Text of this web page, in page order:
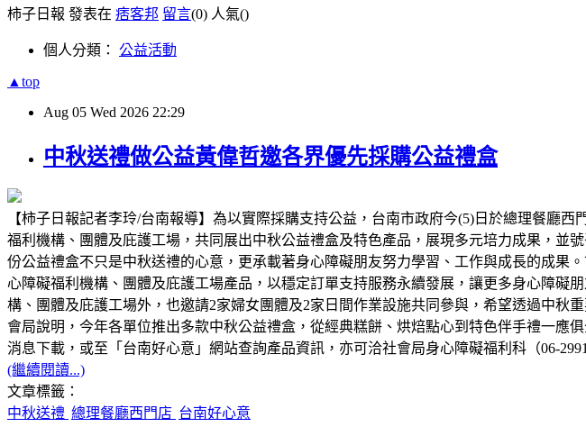
柿子日報 發表在 痞客邦 留言(0) 人氣()
個人分類： 公益活動
▲top
Aug 05 Wed 2026 22:29
中秋送禮做公益黃偉哲邀各界優先採購公益禮盒
【柿子日報記者李玲/台南報導】為以實際採購支持公益，台南市政府今(5)日於總理餐廳
福利機構、團體及庇護工場，共同展出中秋公益禮盒及特色產品，展現多元培力成果，並
份公益禮盒不只是中秋送禮的心意，更承載著身心障礙朋友努力學習、工作與成長的成果
心障礙福利機構、團體及庇護工場產品，以穩定訂單支持服務永續發展，讓更多身心障礙
構、團體及庇護工場外，也邀請2家婦女團體及2家日間作業設施共同參與，希望透過中
會局說明，今年各單位推出多款中秋公益禮盒，從經典糕餅、烘焙點心到特色伴手禮一應
消息下載，或至「台南好心意」網站查詢產品資訊，亦可洽社會局身心障礙福利科（06-
(繼續閱讀...)
文章標籤：
中秋送禮 總理餐廳西門店 台南好心意